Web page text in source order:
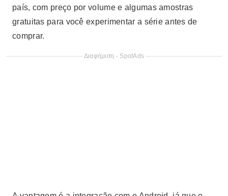
país, com preço por volume e algumas amostras
gratuitas para você experimentar a série antes de
comprar.
Διαφήμιση - SpotAds